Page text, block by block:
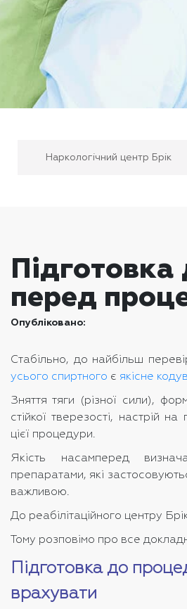
Наркологічний центр Брік
перед
Опубліковано:
Стабільно, до найбільш
усього спиртного є якісне
Зняття тяги (різної сили),
стійкої тверезості, настрій
цієї процедури.
Якість насамперед
препаратами, які
важливою.
До реабілітаційного центру
Тому розповімо про все
Підготовка до
врахувати